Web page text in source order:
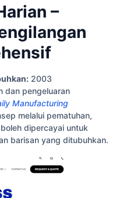
–
2003
dan pengeluaran
Manufacturing
melalui pematuhan,
dipercayai untuk
barisan yang ditubuhkan.